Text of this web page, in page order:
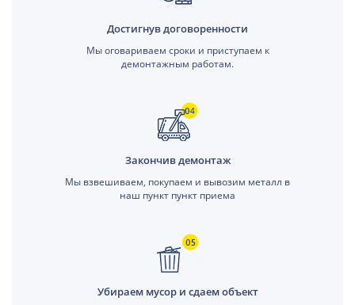
Достигнув договоренности
Мы оговариваем сроки и приступаем к
демонтажным работам.
Закончив демонтаж
Мы взвешиваем, покупаем и вывозим металл в
наш пункт пункт приема
Убираем мусор и сдаем объект